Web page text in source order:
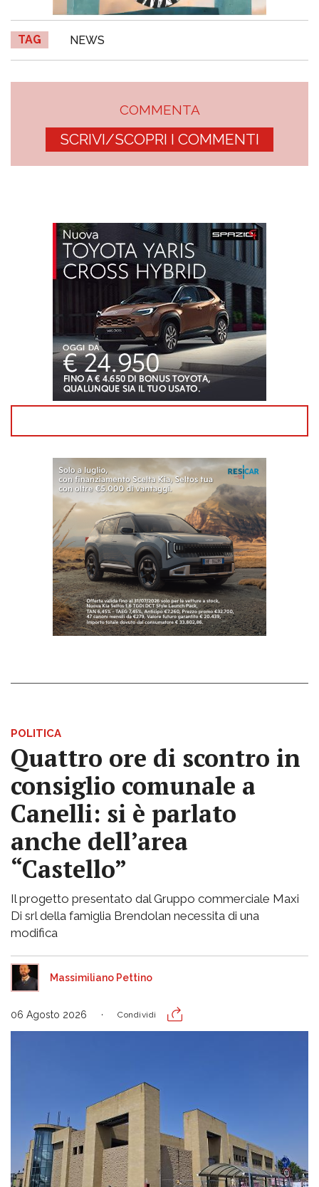
TAG NEWS
COMMENTA
SCRIVI/SCOPRI I COMMENTI
POLITICA
Quattro ore di scontro in
consiglio comunale a
Canelli: si è parlato
anche dell’area
“Castello”
Il progetto presentato dal Gruppo commerciale Maxi
Di srl della famiglia Brendolan necessita di una
modifica
Massimiliano Pettino
06 Agosto 2026 Condividi